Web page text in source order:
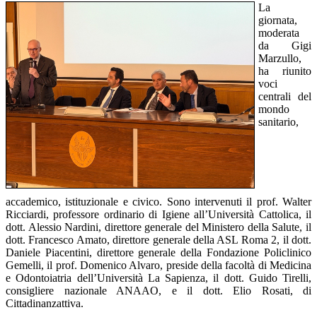
La
giornata,
moderata
da Gigi
Marzullo,
ha riunito
voci
centrali del
mondo
sanitario,
accademico, istituzionale e civico. Sono intervenuti il prof. Walter
Ricciardi, professore ordinario di Igiene all’Università Cattolica, il
dott. Alessio Nardini, direttore generale del Ministero della Salute, il
dott. Francesco Amato, direttore generale della ASL Roma 2, il dott.
Daniele Piacentini, direttore generale della Fondazione Policlinico
Gemelli, il prof. Domenico Alvaro, preside della facoltà di Medicina
e Odontoiatria dell’Università La Sapienza, il dott. Guido Tirelli,
consigliere nazionale ANAAO, e il dott. Elio Rosati, di
Cittadinanzattiva.